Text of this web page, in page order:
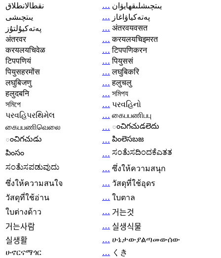
نقطالانطلاق
… يىتچىشلىقھايۋان
يىتچىشى
… پەتەكياۋاغاز
پەتەكيۇلتۇز
… अंतरवयवसत
अंतरवर
… करयलयचिइमरत
करयलयचिवेळ
… टिपपणिकरन
टिपपणियं
… पियुससं
पियुसहरमोंस
… लघुबिकरि
लघुबिजणु
… हलुचलु
हलुदबनि
… সমিপয
সমিপে
… પરવહિનો
પરવહિપરથિમેલ
… கைபபணிபபு
கைபபணிவெலை
… ంచిగచుడలెదు
ంచిగచుడు
… పింలెసబజ
పింసం
… ಸಂತೆುಸದಿಂದಕೆಎತತ
ಸಂತೆುಸಪಡುವುದು
… ซึ่งให้ความสนุก
ซึ่งให้ความสนใจ
… วัสดุที่ใช้อุดร
วัสดุที่ใช้อ่าน
… ใบตาล
ใบต่างด้าว
… 거는것
거는사람
… 실생식물
실생활
… ሁኔታውያልጣመውሰው
ሁኖርናማጎር
… くき